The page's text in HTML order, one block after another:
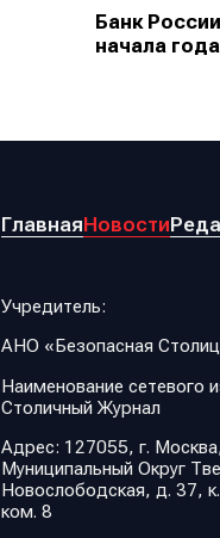
Банк
начала
ГлавнаяНовости
Учредитель:
АНО «Безопасная
Наименование сетевого
Столичный Журнал
Адрес: 127055, г. Москва,
Муниципальный Округ
Новослободская, д. 37,
ком. 8